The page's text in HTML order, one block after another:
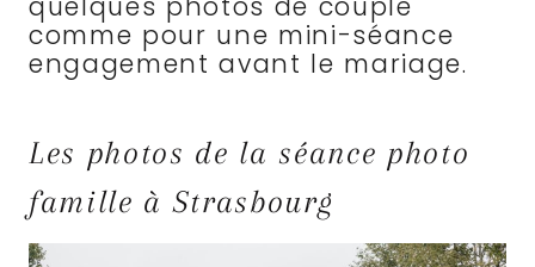
comme pour une mini-séance
engagement avant le mariage.
Les photos de la séance photo
famille à Strasbourg